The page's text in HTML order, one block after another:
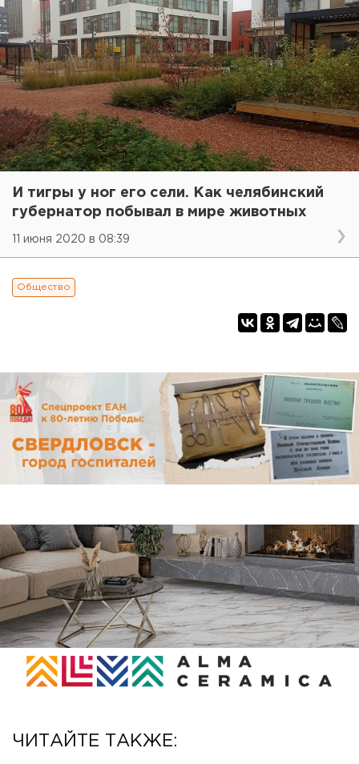
И тигры у ног его сели. Как челябинский
губернатор побывал в мире животных
11 июня 2020 в 08:39
Общество
ЧИТАЙТЕ ТАКЖЕ: